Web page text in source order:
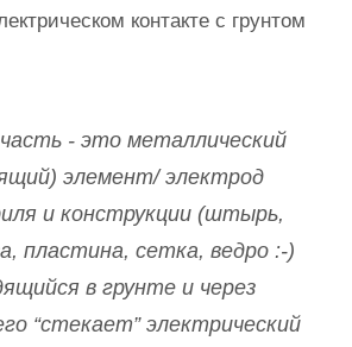
контакте с грунтом
- это металлический
элемент/ электрод
и конструкции (штырь,
пластина, сетка, ведро :-)
в грунте и через
“стекает” электрический